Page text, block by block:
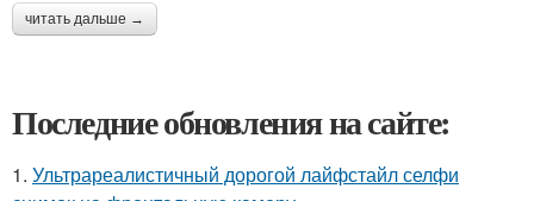
читать дальше →
Последние обновления на сайте:
1. Ультрареалистичный дорогой лайфстайл селфи